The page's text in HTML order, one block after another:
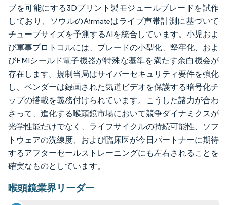
ブを可能にする3Dプリント製モジュールブレードを試作
しており、ソウルのAirmateはライブ声帯計測に基づいて
チューブサイズを予測するAIを統合しています。小児およ
び軍事プロトコルには、ブレードの小型化、堅牢化、およ
びEMIシールド電子機器が特殊な基準を満たす余白機会が
存在します。規制当局はサイバーセキュリティ要件を強化
し、ベンダーは録画された気道ビデオを保護する暗号化チ
ップの搭載を義務付けられています。こうした諸力が合わ
さって、進化する喉頭鏡市場において競争ダイナミクスが
光学性能だけでなく、ライフサイクルの持続可能性、ソフ
トウェアの洗練度、および臨床医が今日パートナーに期待
するアフターセールストレーニングにも左右されることを
確実なものとしています。
喉頭鏡業界リーダー